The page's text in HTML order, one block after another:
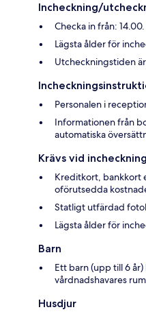
Incheckning/
Checka in från:
Lägsta ålder för
Utcheckningstiden
Personalen i
Informationen från
automatiska
Krävs vid incheckning
Kreditkort, bankkort
oförutsedda
Statligt utfärdad
Lägsta ålder för
Barn
Ett barn (upp till 6
vårdnadshavares
Husdjur